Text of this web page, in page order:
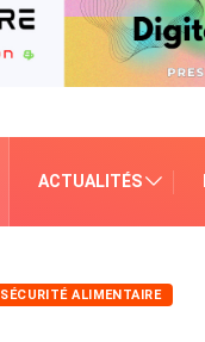
ACTUALITÉS
SÉCURITÉ ALIMENTAIRE